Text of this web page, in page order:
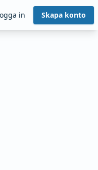
in Skapa konto